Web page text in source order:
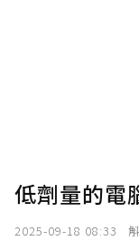
低劑量的電
2025-09-18 08:33